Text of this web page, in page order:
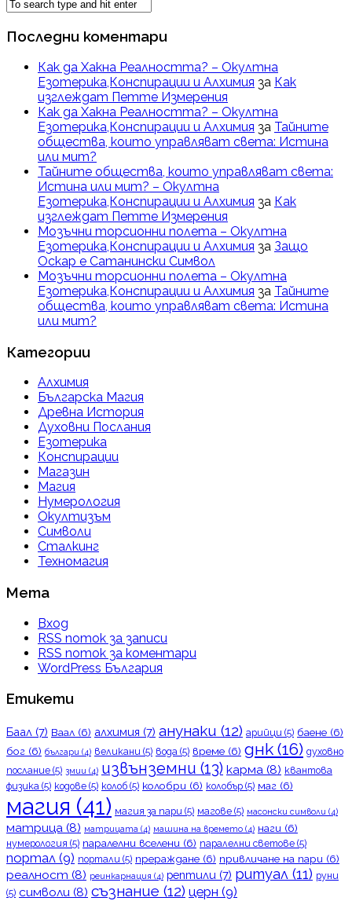
Последни коментари
Как да Хакна Реалността? – Окултна
Езотерика,Конспирации и Алхимия за Как
изглеждат Петте Измерения
Как да Хакна Реалността? – Окултна
Езотерика,Конспирации и Алхимия за Тайните
общества, които управляват света: Истина
или мит?
Тайните общества, които управляват света:
Истина или мит? – Окултна
Езотерика,Конспирации и Алхимия за Как
изглеждат Петте Измерения
Мозъчни торсионни полета – Окултна
Езотерика,Конспирации и Алхимия за Защо
Оскар е Сатанински Символ
Мозъчни торсионни полета – Окултна
Езотерика,Конспирации и Алхимия за Тайните
общества, които управляват света: Истина
или мит?
Категории
Алхимия
Българска Магия
Древна История
Духовни Послания
Езотерика
Конспирации
Магазин
Магия
Нумерология
Окултизъм
Символи
Сталкинг
Техномагия
Мета
Вход
RSS поток за записи
RSS поток за коментари
WordPress България
Етикети
Баал (7) Ваал (6) алхимия (7) анунаки (12) арийци (5) баене (6)
бог (6) българи (4) великани (5) вода (5) време (6) днк (16) духовно
послание (5) змии (4) извънземни (13) карма (8) квантова
физика (5) кодове (5) колоб (5) колобри (6) колобър (5) маг (6)
магия (41) магия за пари (5) магове (5) масонски символи (4)
матрица (8) матрицата (4) машина на времето (4) наги (6)
нумерология (5) паралелни вселени (6) паралелни светове (5)
портал (9) портали (5) прераждане (6) привличане на пари (6)
реалност (8) реинкарнация (4) рептили (7) ритуал (11) руни
(5) символи (8) съзнание (12) церн (9)